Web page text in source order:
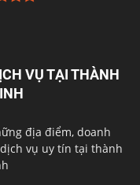
VỤ TẠI THÀNH
địa điểm, doanh
vụ uy tín tại thành